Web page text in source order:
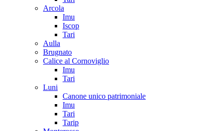
Arcola
Imu
Iscop
Tari
Aulla
Brugnato
Calice al Cornoviglio
Imu
Tari
Luni
Canone unico patrimoniale
Imu
Tari
Tarip